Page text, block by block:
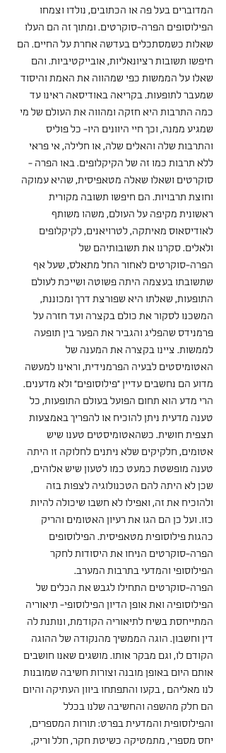
המדוברים בעל פה או הכתובים, נולדו וצמחו
הפילוסופים הפרה-סוקרטים. ומתוך זה הם העלו
שאלות כשמסתכלים בעדשה אחרת על החיים. הם
חיפשו תשובות רציונאליות, אובייקטיביות. והם
שאלו על הממשות כפי שמהווה את האמת והיסוד
שמעבר לתופעות. בקריאה באודיסאה ראינו עד
כמה התרבות היא חזקה ומהווה את העולם של מי
שמגיע ממנה, וכך חיי היוונים היו- כל פוליס
והתרבות שלה והאלים שלה, או חלילה, אי פראי
ללא תרבות כמו זה של הקיקלופים. באו הפרה -
סוקרטים ושאלו שאלה מטאפיסית, שהיא עמוקה
וחוצת תרבויות. הם חיפשו תשובה מקורית
ראשונית מקיפה על העולם, משהו משותף
לאודיסאוס מאיתקה, לטרויאנים, לקיקלופים
ולאלים. סקרנו את תשובותיהם של
הפרה-סוקרטים לאחור החל מתאלס, שעל אף
שתשובתו בעצמה היתה פשוטה ושייכת לעולם
התופעות, שאלתו היא שפורצת דרך ומכוננת,
המשכנו לסקור את כולם בקצרה ועד חזרה על
פרמנידס שהפליג והגביר את הפער בין תופעה
לממשות. ציינו בקצרה את המענה של
האטומיסטים לבעיה הפרמנידית, וראינו למעשה
מדוע הם נחשבים עדיין "פילוסופים" ולא מדענים.
הרי מדע הוא תחום הפועל בעולם התופעות, כל
טענה מדעית ניתן להוכיח או להפריך באמצעות
תצפית חושית. כשהאטומיסטים טענו שיש
אטומים, חלקיקים שלא ניתנים לחלוקה זו היתה
טענה מופשטת כמעט כמו לטעון שיש אלוהים,
שכן לא היתה להם הטכנולוגיה לצפות בזה
ולהוכיח את זה, ואפילו לא חשבו שיכולה להיות
כזו. ועל כן הם הגו את רעיון האטומים והריק
כהגות פילוסופית מטאפיסית. הפילוסופים
הפרה-סוקרטים הניחו את היסודות לחקר
הפילוסופי והמדעי בתרבות המערב.
הפרה-סוקרטים התחילו לגבש את הכלים של
הפילוסופיה ואת אופן הדיון הפילוסופי- תיאוריה
המתייחסת בשיח לתיאוריה הקודמת, ונותנת לה
דין וחשבון. הוגה הממשיך מהנקודה של ההוגה
הקודם לו, וגם מבקר אותו. מושגים שאנו חושבים
אותם היום באופן מובנה וצורות חשיבה שמובנות
לנו מאליהם , בקעו והתפתחו ביוון העתיקה והיום
הם חלק מהשפה והחשיבה שלנו בכלל
והפילוסופית והמדעית בפרט: תורות המספרים,
יחס מספרי, מתמטיקה כשיטת חקר, חלל וריק,